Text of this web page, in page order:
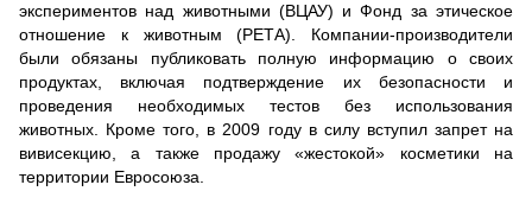
экспериментов над животными (ВЦАУ) и Фонд за этическое
отношение к животным (РЕТА). Компании-производители
были обязаны публиковать полную информацию о своих
продуктах, включая подтверждение их безопасности и
проведения необходимых тестов без использования
животных. Кроме того, в 2009 году в силу вступил запрет на
вивисекцию, а также продажу «жестокой» косметики на
территории Евросоюза.